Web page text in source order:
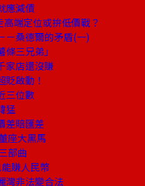
應減債
端定位或拚低價戰？
－桑德爾的矛盾(一)
三兄弟」
店還沒賺
啟動！
三位數
猛
差賠匯差
座大黑馬
部曲
賺人民幣
非法變合法